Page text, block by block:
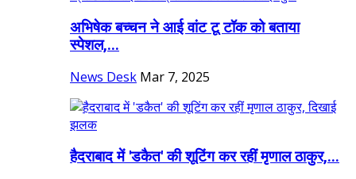
अभिषेक बच्चन ने आई वांट टू टॉक को बताया
स्पेशल,...
News Desk Mar 7, 2025
हैदराबाद में 'डकैत' की शूटिंग कर रहीं मृणाल ठाकुर,...